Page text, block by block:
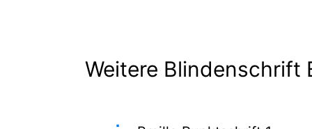
Weitere Blindenschrift